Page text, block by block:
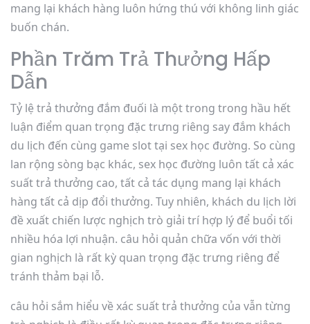
mang lại khách hàng luôn hứng thú với không linh giác
buốn chán.
Phần Trăm Trả Thưởng Hấp
Dẫn
Tỷ lệ trả thưởng đắm đuối là một trong trong hầu hết
luận điểm quan trọng đặc trưng riêng say đắm khách
du lịch đến cùng game slot tại sex học đường. So cùng
lan rộng sòng bạc khác, sex học đường luôn tất cả xác
suất trả thưởng cao, tất cả tác dụng mang lại khách
hàng tất cả dịp đổi thưởng. Tuy nhiên, khách du lịch lời
đề xuất chiến lược nghịch trò giải trí hợp lý để buổi tối
nhiều hóa lợi nhuận. câu hỏi quản chữa vốn với thời
gian nghịch là rất kỳ quan trọng đặc trưng riêng để
tránh thảm bại lỗ.
câu hỏi sắm hiểu về xác suất trả thưởng của vẫn từng